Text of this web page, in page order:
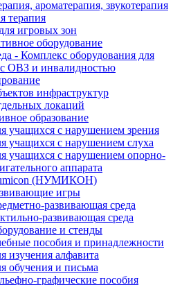
ароматерапия, звукотерапия
терапия
игровых зон
оборудование
- Комплекс оборудования для
ОВЗ и инвалидностью
инфраструктур
локаций
образование
учащихся с нарушением зрения
учащихся с нарушением слуха
учащихся с нарушением опорно-
аппарата
(НУМИКОН)
игры
развивающая среда
развивающая среда
и стенды
пособия и принадлежности
изучения алфавита
обучения и письма
графические пособия